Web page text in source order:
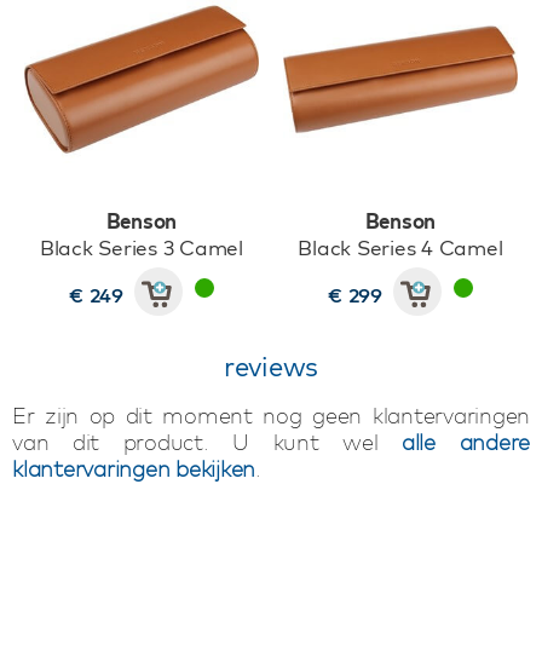
Benson
Black Series 3 Camel
€ 249
Benson
Black Series 4 Camel
€ 299
reviews
Er zijn op dit moment nog geen klantervaringen
van dit product. U kunt wel alle andere
klantervaringen bekijken.